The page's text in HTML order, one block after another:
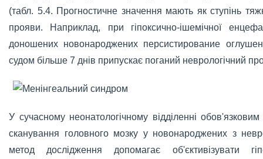
(табл. 5.4. Прогностичне значення мають як ступінь
прояви. Наприклад, при гіпоксично-ішемічної
доношених новонароджених персистирование
судом більше 7 днів припускає поганий неврологічний
У сучасному неонатологічному відділенні
сканування головного мозку у новонароджених з
метод дослідження допомагає об'єктивізувати